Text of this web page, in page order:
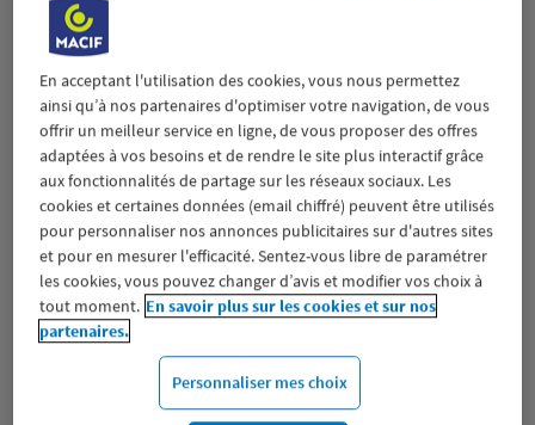
Voir plus
2
17.64
km
TOURNON SUR RHONE
20 AVENUE MARECHAL FOCH
07300 TOURNON SUR RHONE
4,7 /5Note de 4.7 sur 5
(125 avis)
Prendre RDV
En acceptant l'utilisation des cookies, vous nous permettez
ainsi qu’à nos partenaires d'optimiser votre navigation, de vous
offrir un meilleur service en ligne, de vous proposer des offres
adaptées à vos besoins et de rendre le site plus interactif grâce
aux fonctionnalités de partage sur les réseaux sociaux. Les
cookies et certaines données (email chiffré) peuvent être utilisés
pour personnaliser nos annonces publicitaires sur d'autres sites
et pour en mesurer l'efficacité. Sentez-vous libre de paramétrer
les cookies, vous pouvez changer d’avis et modifier vos choix à
tout moment. En savoir plus sur les cookies et sur nos
partenaires.
Personnaliser mes choix